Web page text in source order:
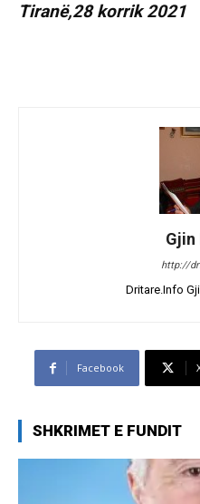
Tiranë,28 korrik 2021
Gjin
http://
Dritare.Info
Facebook
SHKRIMET E FUNDIT